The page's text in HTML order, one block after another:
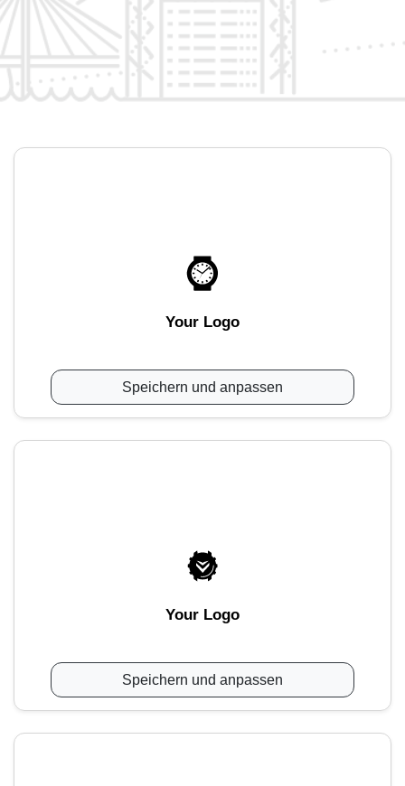
Your Logo
Speichern und anpassen
Your Logo
Speichern und anpassen